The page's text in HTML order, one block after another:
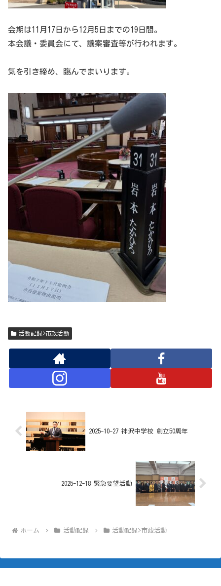
会期は11月17日から12月5日までの19日間。
本会議・委員会にて、議案審査等が行われます。
気を引き締め、臨んでまいります。
活動記録>市政活動
2025-10-27 神沢中学校 創立50周年
2025-12-18 緊急要望活動
ホーム 活動記録 活動記録>市政活動